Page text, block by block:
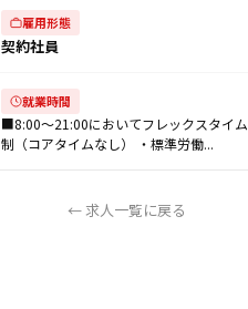
雇用形態
契約社員
就業時間
■8:00～21:00においてフレックスタイム
制（コアタイムなし） ・標準労働...
← 求人一覧に戻る